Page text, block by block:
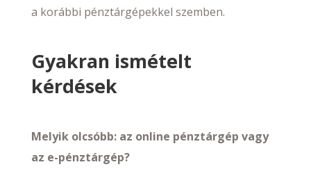
a korábbi pénztárgépekkel szemben.
Gyakran ismételt
kérdések
Melyik olcsóbb: az online pénztárgép vagy
az e-pénztárgép?